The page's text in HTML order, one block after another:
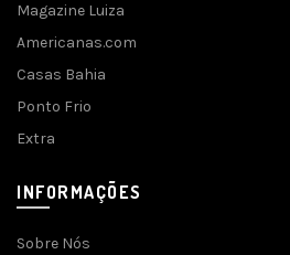
Magazine Luiza
Americanas.com
Casas Bahia
Ponto Frio
Extra
INFORMAÇÕES
Sobre Nós